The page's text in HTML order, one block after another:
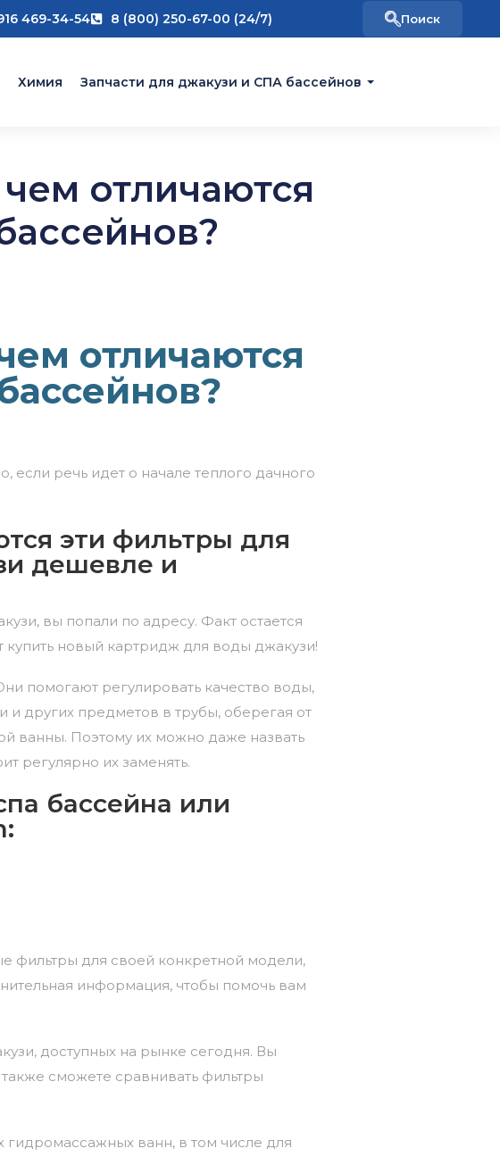
469-34-54 8 (800) 250-67-00 (24/7)
Химия Запчасти для джакузи и СПА бассейнов
отличаются
отличаются
речь идет о начале теплого дачного
эти фильтры для
дешевле и
вы попали по адресу. Факт остается
новый картридж для воды джакузи!
помогают регулировать качество воды,
других предметов в трубы, оберегая от
ванны. Поэтому их можно даже назвать
регулярно их заменять.
бассейна или
фильтры для своей конкретной модели,
информация, чтобы помочь вам
доступных на рынке сегодня. Вы
сможете сравнивать фильтры
ванн, в том числе для